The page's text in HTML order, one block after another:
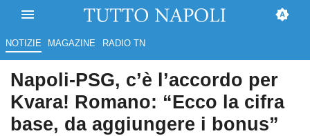
NOTIZIE MAGAZINE RADIO TN
Napoli-PSG, c’è l’accordo per
Kvara! Romano: “Ecco la cifra
base, da aggiungere i bonus”